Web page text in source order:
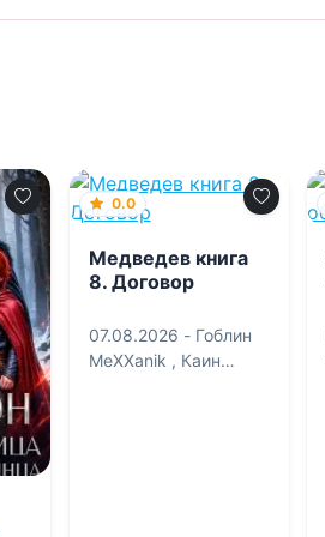
0.0
Медведев книга
8. Договор
07.08.2026 - Гоблин
MeXXanik , Каин